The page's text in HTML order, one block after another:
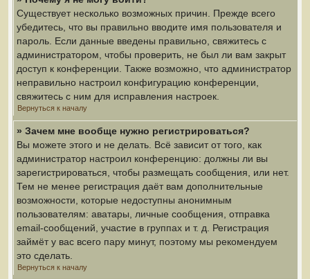
Существует несколько возможных причин. Прежде всего
убедитесь, что вы правильно вводите имя пользователя и
пароль. Если данные введены правильно, свяжитесь с
администратором, чтобы проверить, не был ли вам закрыт
доступ к конференции. Также возможно, что администратор
неправильно настроил конфигурацию конференции,
свяжитесь с ним для исправления настроек.
Вернуться к началу
» Зачем мне вообще нужно регистрироваться?
Вы можете этого и не делать. Всё зависит от того, как
администратор настроил конференцию: должны ли вы
зарегистрироваться, чтобы размещать сообщения, или нет.
Тем не менее регистрация даёт вам дополнительные
возможности, которые недоступны анонимным
пользователям: аватары, личные сообщения, отправка
email-сообщений, участие в группах и т. д. Регистрация
займёт у вас всего пару минут, поэтому мы рекомендуем
это сделать.
Вернуться к началу